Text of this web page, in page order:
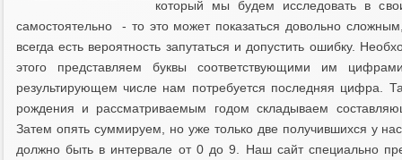
который мы будем исследовать в
самостоятельно - то это может показаться довольно
всегда есть вероятность запутаться и допустить ошибку.
этого представляем буквы соответствующими им
результирующем числе нам потребуется последняя цифра.
рождения и рассматриваемым годом складываем
Затем опять суммируем, но уже только две получившихся у
должно быть в интервале от 0 до 9. Наш сайт специально